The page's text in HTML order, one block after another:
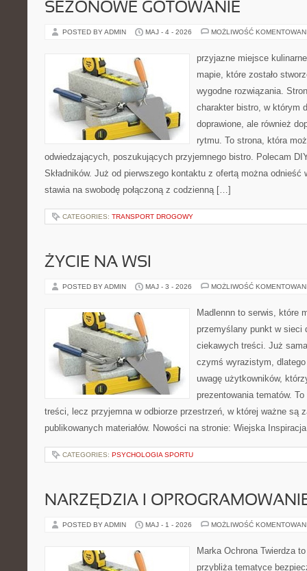
SEZONOWE GOTOWANIE
POSTED BY ADMIN MAJ - 4 - 2026 MOŻLIWOŚĆ
przyjazne miejsce
mapie, które zostało
wygodne rozwiązania.
charakter bistro, w którym
doprawione, ale również
rytmu. To strona, która
odwiedzających, poszukujących przyjemnego bistro. Polecam
Składników. Już od pierwszego kontaktu z ofertą można odnieść
stawia na swobodę połączoną z codzienną […]
CATEGORIES: TRANSPORT DROGOWY
ŻYCIE NA WSI
POSTED BY ADMIN MAJ - 3 - 2026 MOŻLIWOŚĆ
Madlennn to serwis, które
przemyślany punkt w sieci
ciekawych treści. Już
czymś wyrazistym,
uwagę użytkowników,
prezentowania tematów.
treści, lecz przyjemna w odbiorze przestrzeń, w której ważne są
publikowanych materiałów. Nowości na stronie: Wiejska
CATEGORIES: PSYCHOLOGIA SPORTU
NARZĘDZIA I
POSTED BY ADMIN MAJ - 1 - 2026 MOŻLIWOŚĆ
Marka Ochrona Twierdza
przybliża tematyce